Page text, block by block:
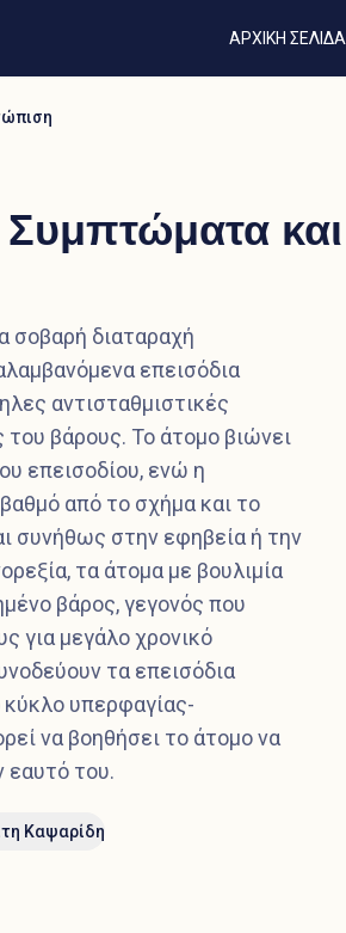
ΑΡΧΙΚΗ ΣΕΛΙΔΑ
Συμπτώματα και
σοβαρή διαταραχή
επεισόδια
αντισταθμιστικές
βάρους. Το άτομο βιώνει
επεισοδίου, ενώ η
από το σχήμα και το
συνήθως στην εφηβεία ή την
τα άτομα με βουλιμία
βάρος, γεγονός που
για μεγάλο χρονικό
τα επεισόδια
υπερφαγίας-
να βοηθήσει το άτομο να
εαυτό του.
Καψαρίδη